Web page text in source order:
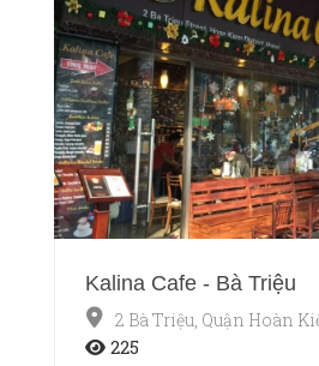
Kalina Cafe - Bà Triệu
2 Bà Triệu, Quận Hoàn
225